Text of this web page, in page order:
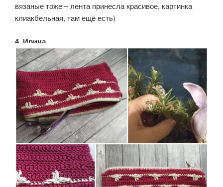
вязаные тоже – лента принесла красивое, картинка
клиакбельная, там ещё есть)
4. Ирина